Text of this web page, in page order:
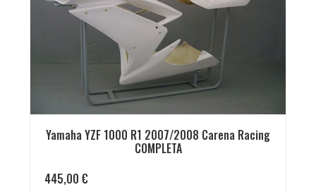
Yamaha YZF 1000 R1 2007/2008 Carena Racing
COMPLETA
445,00 €